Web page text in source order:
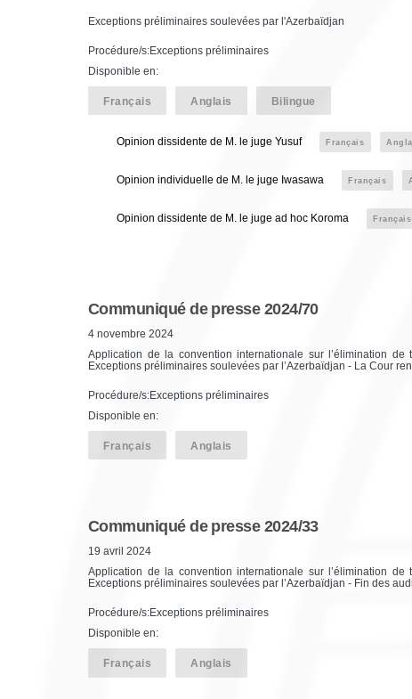
Exceptions préliminaires soulevées par l'Azerbaïdjan
Procédure/s:Exceptions préliminaires
Disponible en:
Français Anglais Bilingue
Opinion dissidente de M. le juge Yusuf Français
Opinion individuelle de M. le juge Iwasawa Français
Opinion dissidente de M. le juge ad hoc Koroma Français
Communiqué de presse 2024/70
4 novembre 2024
Application de la convention internationale sur l’élimination
Exceptions préliminaires soulevées par l’Azerbaïdjan - La Cour
Procédure/s:Exceptions préliminaires
Disponible en:
Français Anglais
Communiqué de presse 2024/33
19 avril 2024
Application de la convention internationale sur l’élimination
Exceptions préliminaires soulevées par l’Azerbaïdjan - Fin des
Procédure/s:Exceptions préliminaires
Disponible en:
Français Anglais